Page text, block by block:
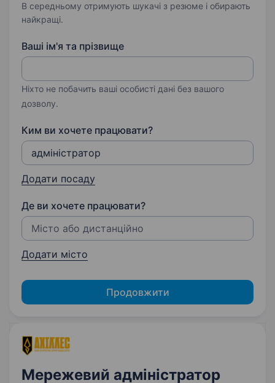
В середньому отримують шукачі з резюме і обирають
найкращі.
Ваші ім'я та прізвище
Ніхто не побачить ваші особисті дані без вашого
дозволу.
Ким ви хочете працювати?
Додати посаду
Де ви хочете працювати?
Додати місто
Продовжити
Мережевий адміністратор